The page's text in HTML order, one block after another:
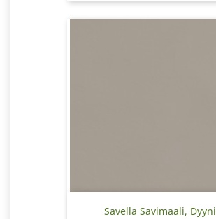
Savella Savimaali, Dyyni